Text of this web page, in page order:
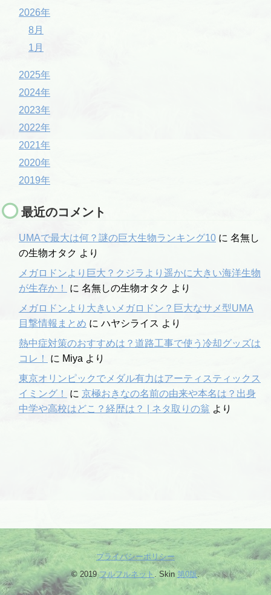
2026年
8月
1月
2025年
2024年
2023年
2022年
2021年
2020年
2019年
最近のコメント
UMAで最大は何？謎の巨大生物ランキング10 に 名無し
の生物オタク より
メガロドンより巨大？クジラより遥かに大きい海洋生物
が生存か！
に 名無しの生物オタク より
メガロドンより大きいメガロドン？巨大なサメ型UMA
目撃情報まとめ に ハヤシライス より
熱中症対策のおすすめは？道路工事で使う冷却グッズは
コレ！
に Miya より
東京オリンピックでメダル有力はアーティスティックス
イミング！
に 京極おきなの名前の由来や本名は？出身
中学や高校はどこ？経歴は？ | ネタ取りの翁 より
プライバシーポリシー
© 2019フルフルネット . Skin 第0版.